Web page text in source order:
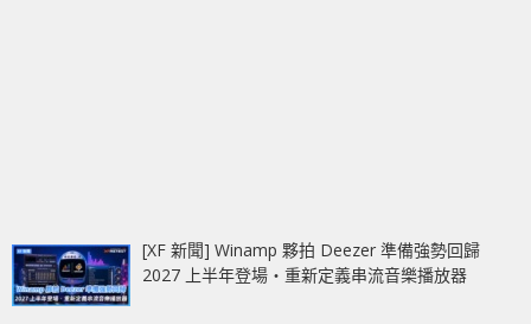
[XF 新聞] Winamp 夥拍 Deezer 準備強勢回歸
2027 上半年登場‧重新定義串流音樂播放器